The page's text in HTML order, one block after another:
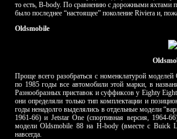
то есть, B-body. По сравнению с дорожными яхтами
было последнее “настоящее” поколение Riviera и,
Oldsmobile
Проще всего разобраться с номенклатурой
по 1985 годы все автомобили этой марки, в
Разнообразных приставок и суффиксов у Eighty
они определяли только тип комплектации и
годы ненадолго выделялись в отдельные модели
1961-66) и Jetstar One (спортивная версия, 1964-
модели Oldsmobile 88 на H-body (вместе с Buick
навсегда.